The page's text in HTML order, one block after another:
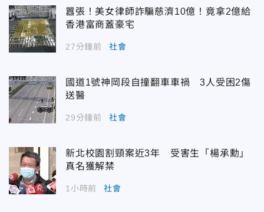
囂張！美女律師詐騙慈濟10億！竟拿2億給
香港富商蓋豪宅
27分鐘前 社會
國道1號神岡段自撞翻車車禍 3人受困2傷
送醫
29分鐘前 社會
新北校園割頸案近3年 受害生「楊承勳」
真名獲解禁
1小時前 社會